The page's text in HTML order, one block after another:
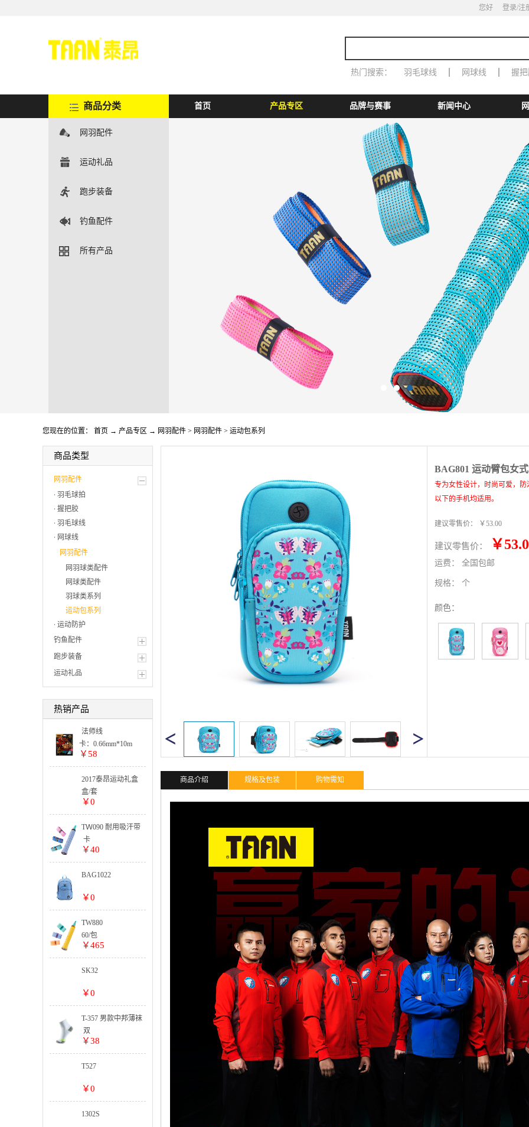
您好 登录/注
热门搜索： 羽毛球线 网球线 握
商品分类
网羽配件
运动礼品
跑步装备
钓鱼配件
所有产品
首页 产品专区 品牌与赛事 新闻中心
您现在的位置： 首页 → 产品专区 → 网羽配件 > 网羽配件 > 运动包系列
商品类型
网羽配件
羽毛球拍
握把胶
羽毛球线
网球线
网羽配件
网羽球类配件
网球类配件
羽球类系列
运动包系列
运动防护
钓鱼配件
跑步装备
运动礼品
热销产品
法师线
卡：0.66mm*10m
单色:
5卡起订
整盒:
25卡出货
￥58
2017泰昂运动礼盒
套装系列
盒/套
￥0
TＷ090 耐用吸汗带
卡
￥40
BAG1022
￥0
TW880
60/包
￥465
SK32
￥0
T-357 男款中邦薄袜
双
￥38
T527
￥0
1302S
BAG801 运动臂包女
专为女性设计，时尚可爱，
以下的手机均适用。
建议零售价： ￥53.00
建议零售价： ￥
运费： 全国包邮
规格： 个
颜色：
商品介绍 规格及包装 购物需知